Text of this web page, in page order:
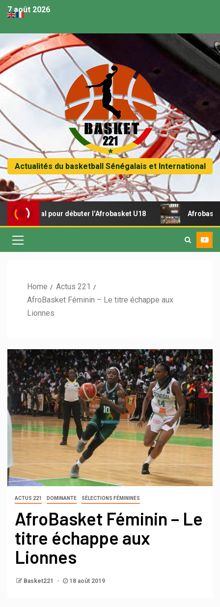
7 août 2026
Actualités du basketball Sénégalais et International
pour débuter l’Afrobasket U18 Afrobasket U18 –
Home
Actus 221
AfroBasket Féminin – Le titre échappe aux
Lionnes
ACTUS 221 DOMINANTE SÉLECTIONS FÉMININES
AfroBasket Féminin – Le
titre échappe aux
Lionnes
Basket221 18 août 2019